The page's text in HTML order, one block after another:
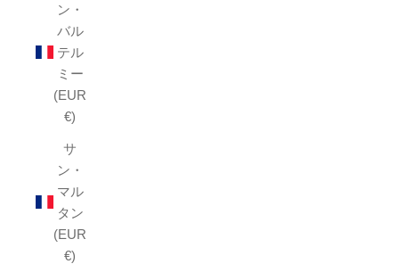
ン・
バル
テル
ミー
(EUR
€)
サ
ン・
マル
タン
(EUR
€)